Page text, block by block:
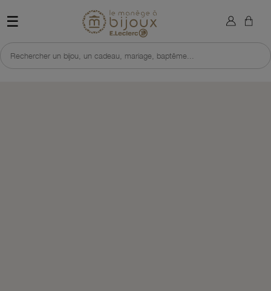
☰ Retour à l'accueil du site
Rechercher un bijou, un cadeau, mariage, baptême...
×